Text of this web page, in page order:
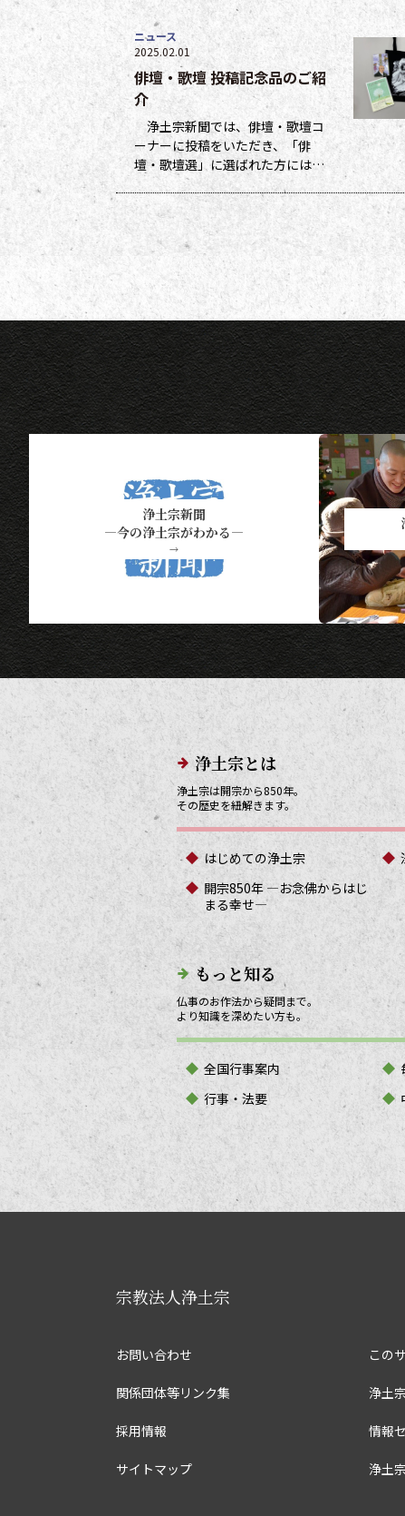
俳壇・歌壇 投稿記念品のご紹
介
浄土宗新聞では、俳壇・歌壇コ
ーナーに投稿をいただき、「俳
壇・歌壇選」に選ばれた方には５
ポイント、他掲載になった方には
１ポイントを贈呈しています。ポ
イントは貯まった数に応じて、浄
土宗新聞オリジナルグッズなどの
景品と交換できます（交換・発送
は下記一覧表通知のタイミングに
なります）。 ポイント保有者の
方には、半年に一度、ポイント数
とともに記念品一覧表を送付いた
し
ニュース
2025.02.01
浄土宗新聞
―今の浄土宗がわかる―
→
メインメニューリンク
浄土宗とは
浄土宗は開宗から850年。
その歴史を紐解きます。
はじめての浄土宗
開宗850年 ―お念佛からはじ
まる幸せ―
もっと知る
仏事のお作法から疑問まで。
より知識を深めたい方も。
全国行事案内
行事・法要
宗教法人浄土宗
お問い合わせ
関係団体等リンク集
採用情報
サイトマップ
この
浄土
情報
浄土